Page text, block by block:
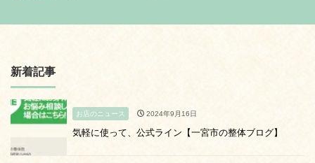
新着記事
お店のニュース 2024年9月16日
気軽に使って、公式ライン【一宮市の整体ブログ】